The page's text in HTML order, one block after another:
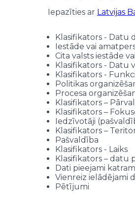
Iepazīties ar Latvijas
Klasifikators - Datu
Iestāde vai
Cita valsts iestāde
Klasifikators - Datu
Klasifikators -
Politikas
Procesa
Klasifikators –
Klasifikators –
Iedzīvotāji
Klasifikators –
Pašvaldība
Klasifikators - Laiks
Klasifikators – datu
Dati pieejami katram
Vienreiz ielādējami
Pētījumi